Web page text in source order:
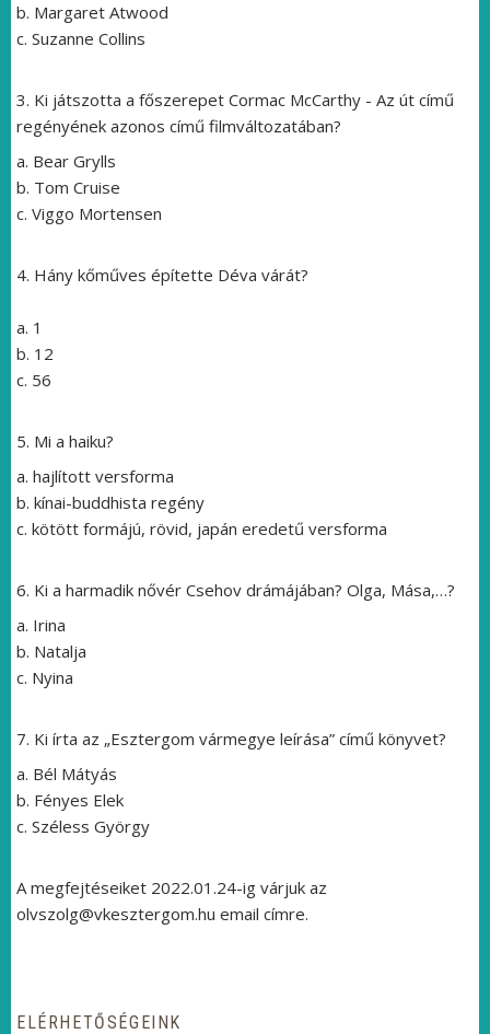
b. Margaret Atwood
c. Suzanne Collins
3. Ki játszotta a főszerepet Cormac McCarthy - Az út című
regényének azonos című filmváltozatában?
a. Bear Grylls
b. Tom Cruise
c. Viggo Mortensen
4. Hány kőműves építette Déva várát?
a. 1
b. 12
c. 56
5. Mi a haiku?
a. hajlított versforma
b. kínai-buddhista regény
c. kötött formájú, rövid, japán eredetű versforma
6. Ki a harmadik nővér Csehov drámájában? Olga, Mása,…?
a. Irina
b. Natalja
c. Nyina
7. Ki írta az „Esztergom vármegye leírása” című könyvet?
a. Bél Mátyás
b. Fényes Elek
c. Széless György
A megfejtéseiket 2022.01.24-ig várjuk az
olvszolg@vkesztergom.hu email címre.
ELÉRHETŐSÉGEINK